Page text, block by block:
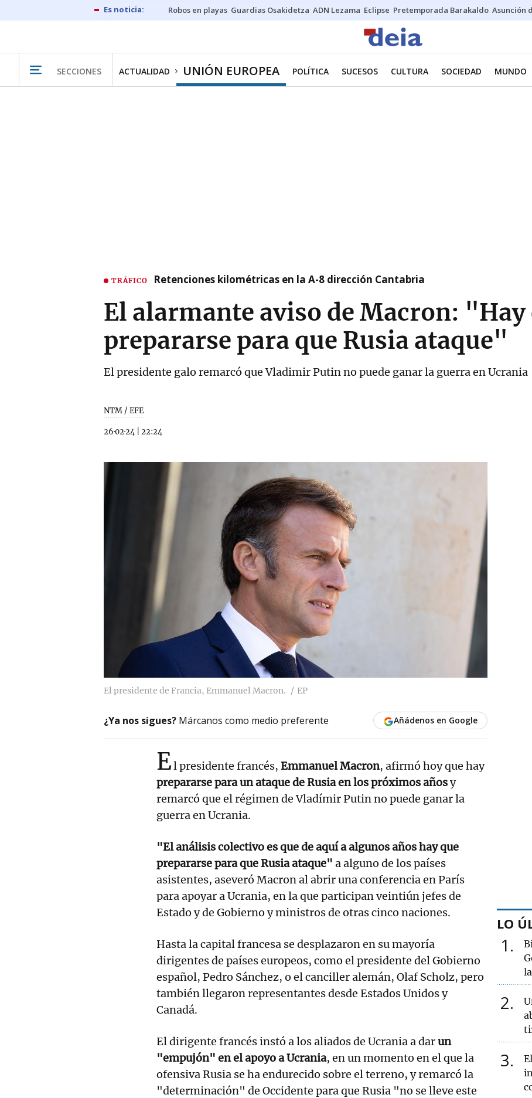
Robos en playas Guardias Osakidetza ADN Lezama Eclipse Pretemporada Barakaldo Asunción
SECCIONES ACTUALIDAD UNIÓN EUROPEA POLÍTICA SUCESOS CULTURA SOCIEDAD MUNDO
TRÁFICO Retenciones kilométricas en la A-8 dirección Cantabria
El alarmante aviso de Macron: "Hay
prepararse para que Rusia ataque"
El presidente galo remarcó que Vladimir Putin no puede ganar la guerra en Ucrania
NTM / EFE
26·02·24 22:24
El presidente de Francia, Emmanuel Macron. EP
¿Ya nos sigues? Márcanos como medio preferente Añádenos en Google
El presidente francés, Emmanuel Macron, afirmó hoy que hay
prepararse para un ataque de Rusia en los próximos añosy
remarcó que el régimen de Vladímir Putin no puede ganar la
guerra en Ucrania.
"El análisis colectivo es que de aquí a algunos años hay que
prepararse para que Rusia ataque" a alguno de los países
asistentes, aseveró Macron al abrir una conferencia en París
para apoyar a Ucrania, en la que participan veintiún jefes de
Estado y de Gobierno y ministros de otras cinco naciones.
Hasta la capital francesa se desplazaron en su mayoría
dirigentes de países europeos, como el presidente del Gobierno
español, Pedro Sánchez, o el canciller alemán, Olaf Scholz, pero
también llegaron representantes desde Estados Unidos y
Canadá.
El dirigente francés instó a los aliados de Ucrania a darun
"empujón" en el apoyo a Ucrania, en un momento en el que la
ofensiva Rusia se ha endurecido sobre el terreno, y remarcó la
"determinación" de Occidente para que Rusia "no se lleve este
LO
1
2
3